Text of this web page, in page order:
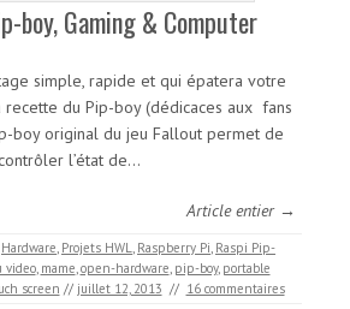
boy, Gaming & Computer
simple, rapide et qui épatera votre
du Pip-boy (dédicaces aux fans
boy original du jeu Fallout permet de
l’état de…
Article entier →
Hardware Projets HWL Raspberry Pi Raspi Pip-
video, mame open-hardware pip-boy, portable
screen // juillet 12, 2013 // 16 commentaires